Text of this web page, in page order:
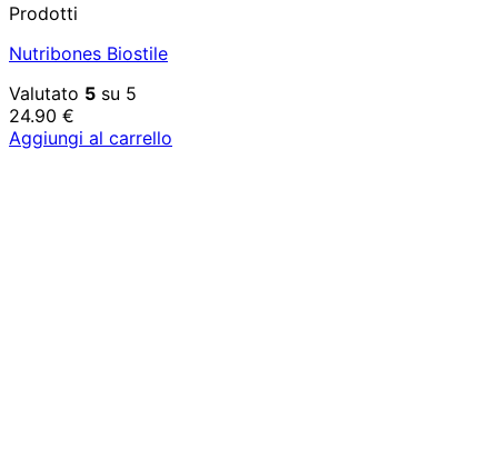
Prodotti
Nutribones Biostile
Valutato 5 su 5
24.90 €
Aggiungi al carrello